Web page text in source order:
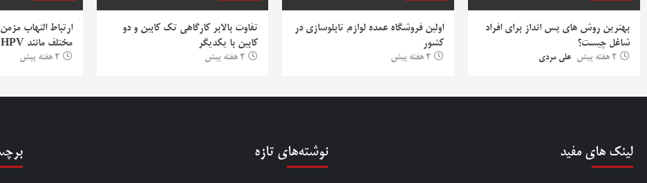
بهترین روش‌ های پس‌ انداز برای افراد
شاغل چیست؟
2 هفته پیش علی مردی
اولین فروشگاه عمده لوازم تابلوسازی در
کشور
2 هفته پیش
تفاوت بالابر کارگاهی تک کابین و دو
کابین با یکدیگر
2 هفته پیش
ارتباط التهاب
مختلف مانند HPV
2 هفته پیش
لینک های مفید نوشته‌های تازه